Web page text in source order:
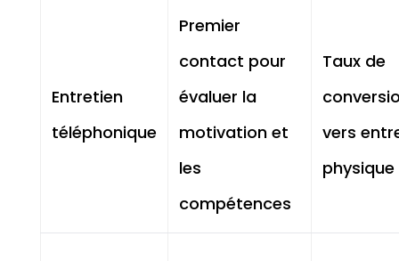
Entretien
téléphonique
Premier
contact pour
évaluer la
motivation et
les
compétences
Taux de
vers